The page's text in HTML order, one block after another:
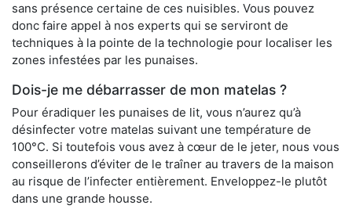
sans présence certaine de ces nuisibles. Vous pouvez
donc faire appel à nos experts qui se serviront de
techniques à la pointe de la technologie pour localiser les
zones infestées par les punaises.
Dois-je me débarrasser de mon matelas ?
Pour éradiquer les punaises de lit, vous n’aurez qu’à
désinfecter votre matelas suivant une température de
100°C. Si toutefois vous avez à cœur de le jeter, nous vous
conseillerons d’éviter de le traîner au travers de la maison
au risque de l’infecter entièrement. Enveloppez-le plutôt
dans une grande housse.